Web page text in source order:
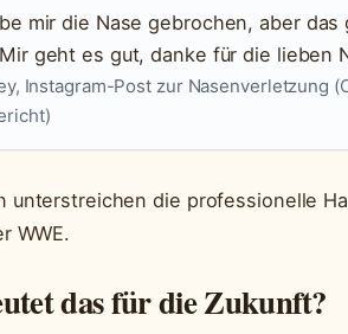
mir die Nase gebrochen, aber
geht es gut, danke für die lieben
Instagram-Post zur Nasenverletzung
unterstreichen die professionelle
WWE.
das für die Zukunft?